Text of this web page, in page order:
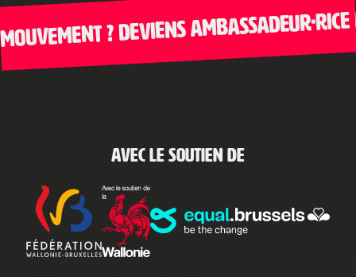
? Deviens ambassadeur·rice
Avec le soutien de